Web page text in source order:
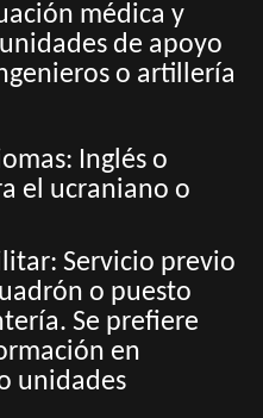
médica y
de apoyo
o artillería
Inglés o
el ucraniano o
Servicio previo
o puesto
Se prefiere
en
unidades